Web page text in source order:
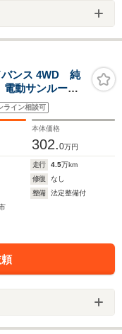
バンス 4WD 純
動サンルー
ルメーター
テールゲー
シスト
ライン相談可
本体価格
302.0万円
走行 4.5万km
修復
なし
整備
法定整備付